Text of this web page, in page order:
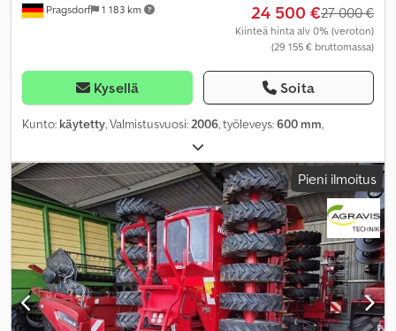
Pragsdorf 1 183 km 24 500 €27 000 €
Kiinteä hinta alv 0% (veroton)
(29 155 € bruttomassa)
Kysellä Soita
Kunto: käytetty, Valmistusvuosi:2006, työleveys:600 mm,
Pieni ilmoitus